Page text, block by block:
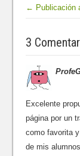
i
c
a
c
m
p
a
r
t
r
n
a
c
e
i
c
a
c
p
a
r
n
L
i
k
← Publicación
3
Excelente
página por un
como favorita
de mis